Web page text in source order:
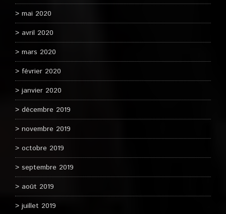
mai 2020
avril 2020
mars 2020
février 2020
janvier 2020
décembre 2019
novembre 2019
octobre 2019
septembre 2019
août 2019
juillet 2019